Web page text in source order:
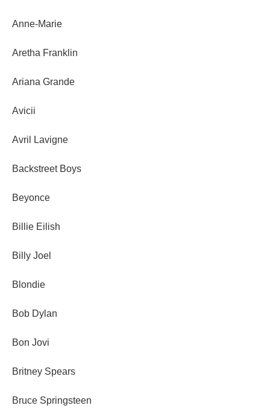
Anne-Marie
Aretha Franklin
Ariana Grande
Avicii
Avril Lavigne
Backstreet Boys
Beyonce
Billie Eilish
Billy Joel
Blondie
Bob Dylan
Bon Jovi
Britney Spears
Bruce Springsteen